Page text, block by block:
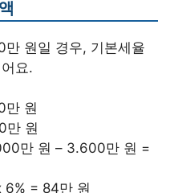
원일 경우, 기본세율
요.
만 원
만 원
만 원 – 3.600만 원 =
6% = 84만 원